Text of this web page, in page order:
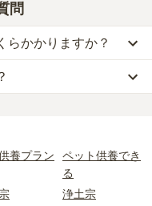
問
らかかりますか？
約194万円、樹木葬が約63
万円 で、墓石代は
群馬県の
や墓石の大きさ・素材に
墓石代がかからず、永代
タイプです。個別のお墓に
いため、費用が安く設定
養プラン
ペット供養でき
る
浄土宗